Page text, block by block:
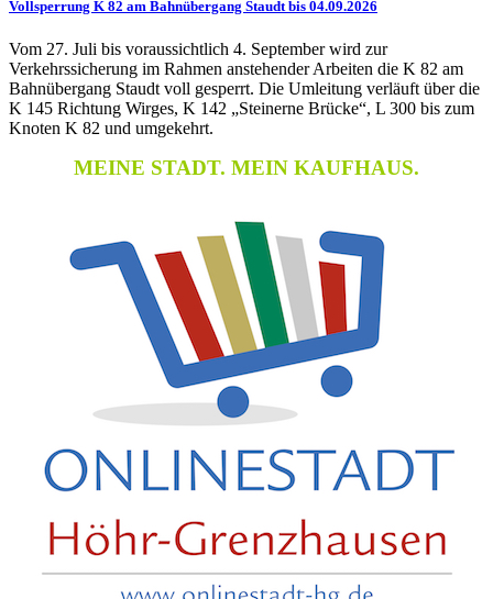
Vollsperrung K 82 am Bahnübergang Staudt bis 04.09.2026
Vom 27. Juli bis voraussichtlich 4. September wird zur
Verkehrssicherung im Rahmen anstehender Arbeiten die K 82 am
Bahnübergang Staudt voll gesperrt. Die Umleitung verläuft über die
K 145 Richtung Wirges, K 142 „Steinerne Brücke“, L 300 bis zum
Knoten K 82 und umgekehrt.
MEINE STADT. MEIN KAUFHAUS.